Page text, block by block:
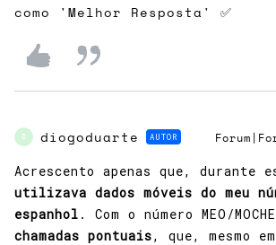
como 'Melhor Resposta' ✅
D diogoduarte AUTOR
Acrescento apenas que, durante
utilizava dados móveis do meu
espanhol . Com o número MEO/
chamadas pontuais, que, mesmo